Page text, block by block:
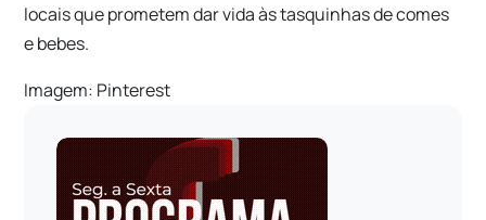
locais que prometem dar vida às tasquinhas de comes
e bebes.
Imagem: Pinterest